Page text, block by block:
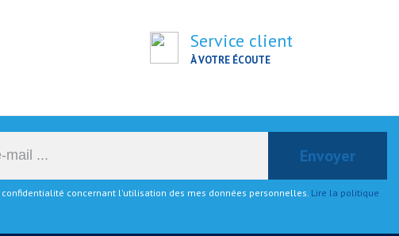
Service client
À VOTRE ÉCOUTE
concernant l'utilisation des mes données personnelles. Lire la politique